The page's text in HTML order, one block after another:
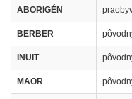
ABORIGÉN
BERBER
INUIT
MAOR